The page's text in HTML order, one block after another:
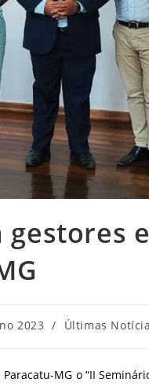
gestores e
2023 / Últimas
MG o “II